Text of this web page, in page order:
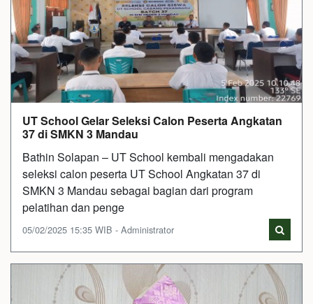
UT School Gelar Seleksi Calon Peserta Angkatan
37 di SMKN 3 Mandau
Bathin Solapan – UT School kembali mengadakan
seleksi calon peserta UT School Angkatan 37 di
SMKN 3 Mandau sebagai bagian dari program
pelatihan dan penge
05/02/2025 15:35 WIB - Administrator